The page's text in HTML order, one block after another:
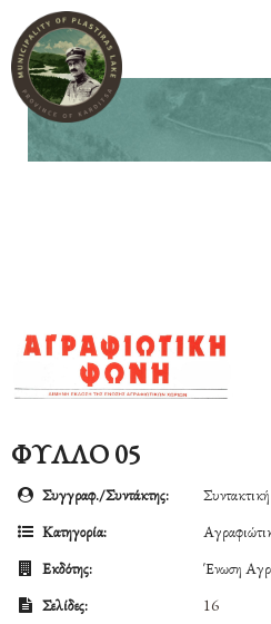
ΦΥΛΛΟ 05
Συγγραφ./Συντάκτης:
Κατηγορία:
Εκδότης:
Ένωση
Σελίδες:
16